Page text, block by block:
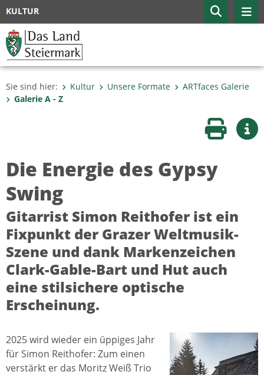
KULTUR
Sie sind hier: Kultur Unsere Formate
ARTfaces Galerie
Galerie A - Z
Seite
Die Energie des Gypsy
Swing
Gitarrist Simon Reithofer ist ein
Fixpunkt der Grazer Weltmusik-
Szene und dank Markenzeichen
Clark-Gable-Bart und Hut auch
eine stilsichere optische
Erscheinung.
2025 wird wieder ein üppiges Jahr
für Simon Reithofer: Zum einen
verstärkt er das Moritz Weiß Trio